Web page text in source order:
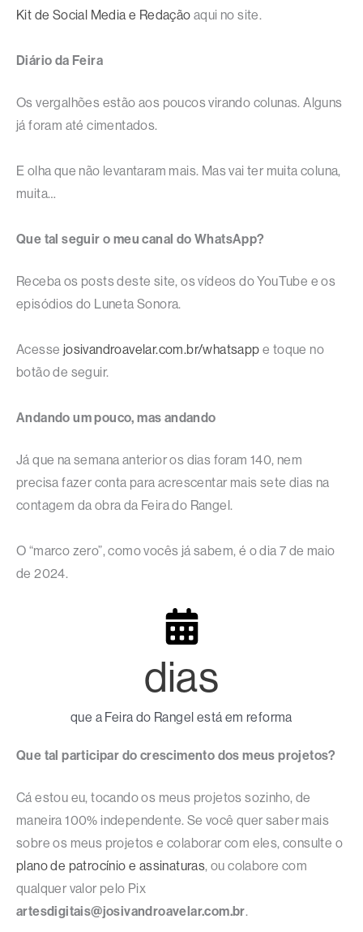
Kit de Social Media e Redação aqui no site.
Diário da Feira
Os vergalhões estão aos poucos virando colunas. Alguns
já foram até cimentados.
E olha que não levantaram mais. Mas vai ter muita coluna,
muita…
Que tal seguir o meu canal do WhatsApp?
Receba os posts deste site, os vídeos do YouTube e os
episódios do Luneta Sonora.
Acesse josivandroavelar.com.br/whatsapp e toque no
botão de seguir.
Andando um pouco, mas andando
Já que na semana anterior os dias foram 140, nem
precisa fazer conta para acrescentar mais sete dias na
contagem da obra da Feira do Rangel.
O “marco zero”, como vocês já sabem, é o dia 7 de maio
de 2024.
dias
que a Feira do Rangel está em reforma
Que tal participar do crescimento dos meus projetos?
Cá estou eu, tocando os meus projetos sozinho, de
maneira 100% independente. Se você quer saber mais
sobre os meus projetos e colaborar com eles, consulte o
plano de patrocínio e assinaturas, ou colabore com
qualquer valor pelo Pix
artesdigitais@josivandroavelar.com.br.